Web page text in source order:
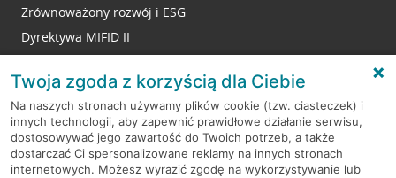
Zrównoważony rozwój i ESG
Dyrektywa MIFID II
RODO
Regulamin serwisu
Twoja zgoda z korzyścią dla Ciebie
Na naszych stronach używamy plików cookie (tzw. ciasteczek) i
innych technologii, aby zapewnić prawidłowe działanie serwisu,
dostosowywać jego zawartość do Twoich potrzeb, a także
dostarczać Ci spersonalizowane reklamy na innych stronach
internetowych. Możesz wyrazić zgodę na wykorzystywanie lub